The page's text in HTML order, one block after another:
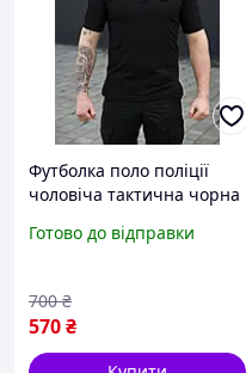
Футболка поло поліції
чоловіча тактична чорна
шеврони
Готово до відправки
570₴
700 ₴